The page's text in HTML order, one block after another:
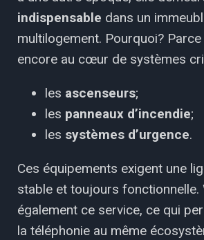
indispensable dans un
multilogement. Pourquoi? Parce
encore au cœur de systèmes
les ascenseurs;
les panneaux d’incendie;
les systèmes d’urgence.
Ces équipements exigent une
stable et toujours
également ce service, ce qui
la téléphonie au même